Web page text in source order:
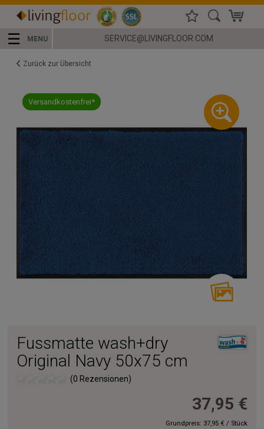
☰ MENU SERVICE@LIVINGFLOOR.COM
Zurück zur Übersicht
Versandkostenfrei*
Fussmatte wash+dry
Original Navy 50x75 cm
(0 Rezensionen)
37,95 €
Grundpreis: 37,95 € / Stück